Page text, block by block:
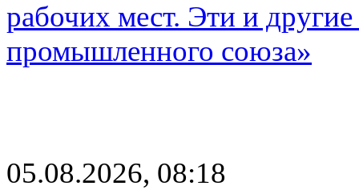
рабочих мест. Эти и
промышленного союза»
05.08.2026, 08:18